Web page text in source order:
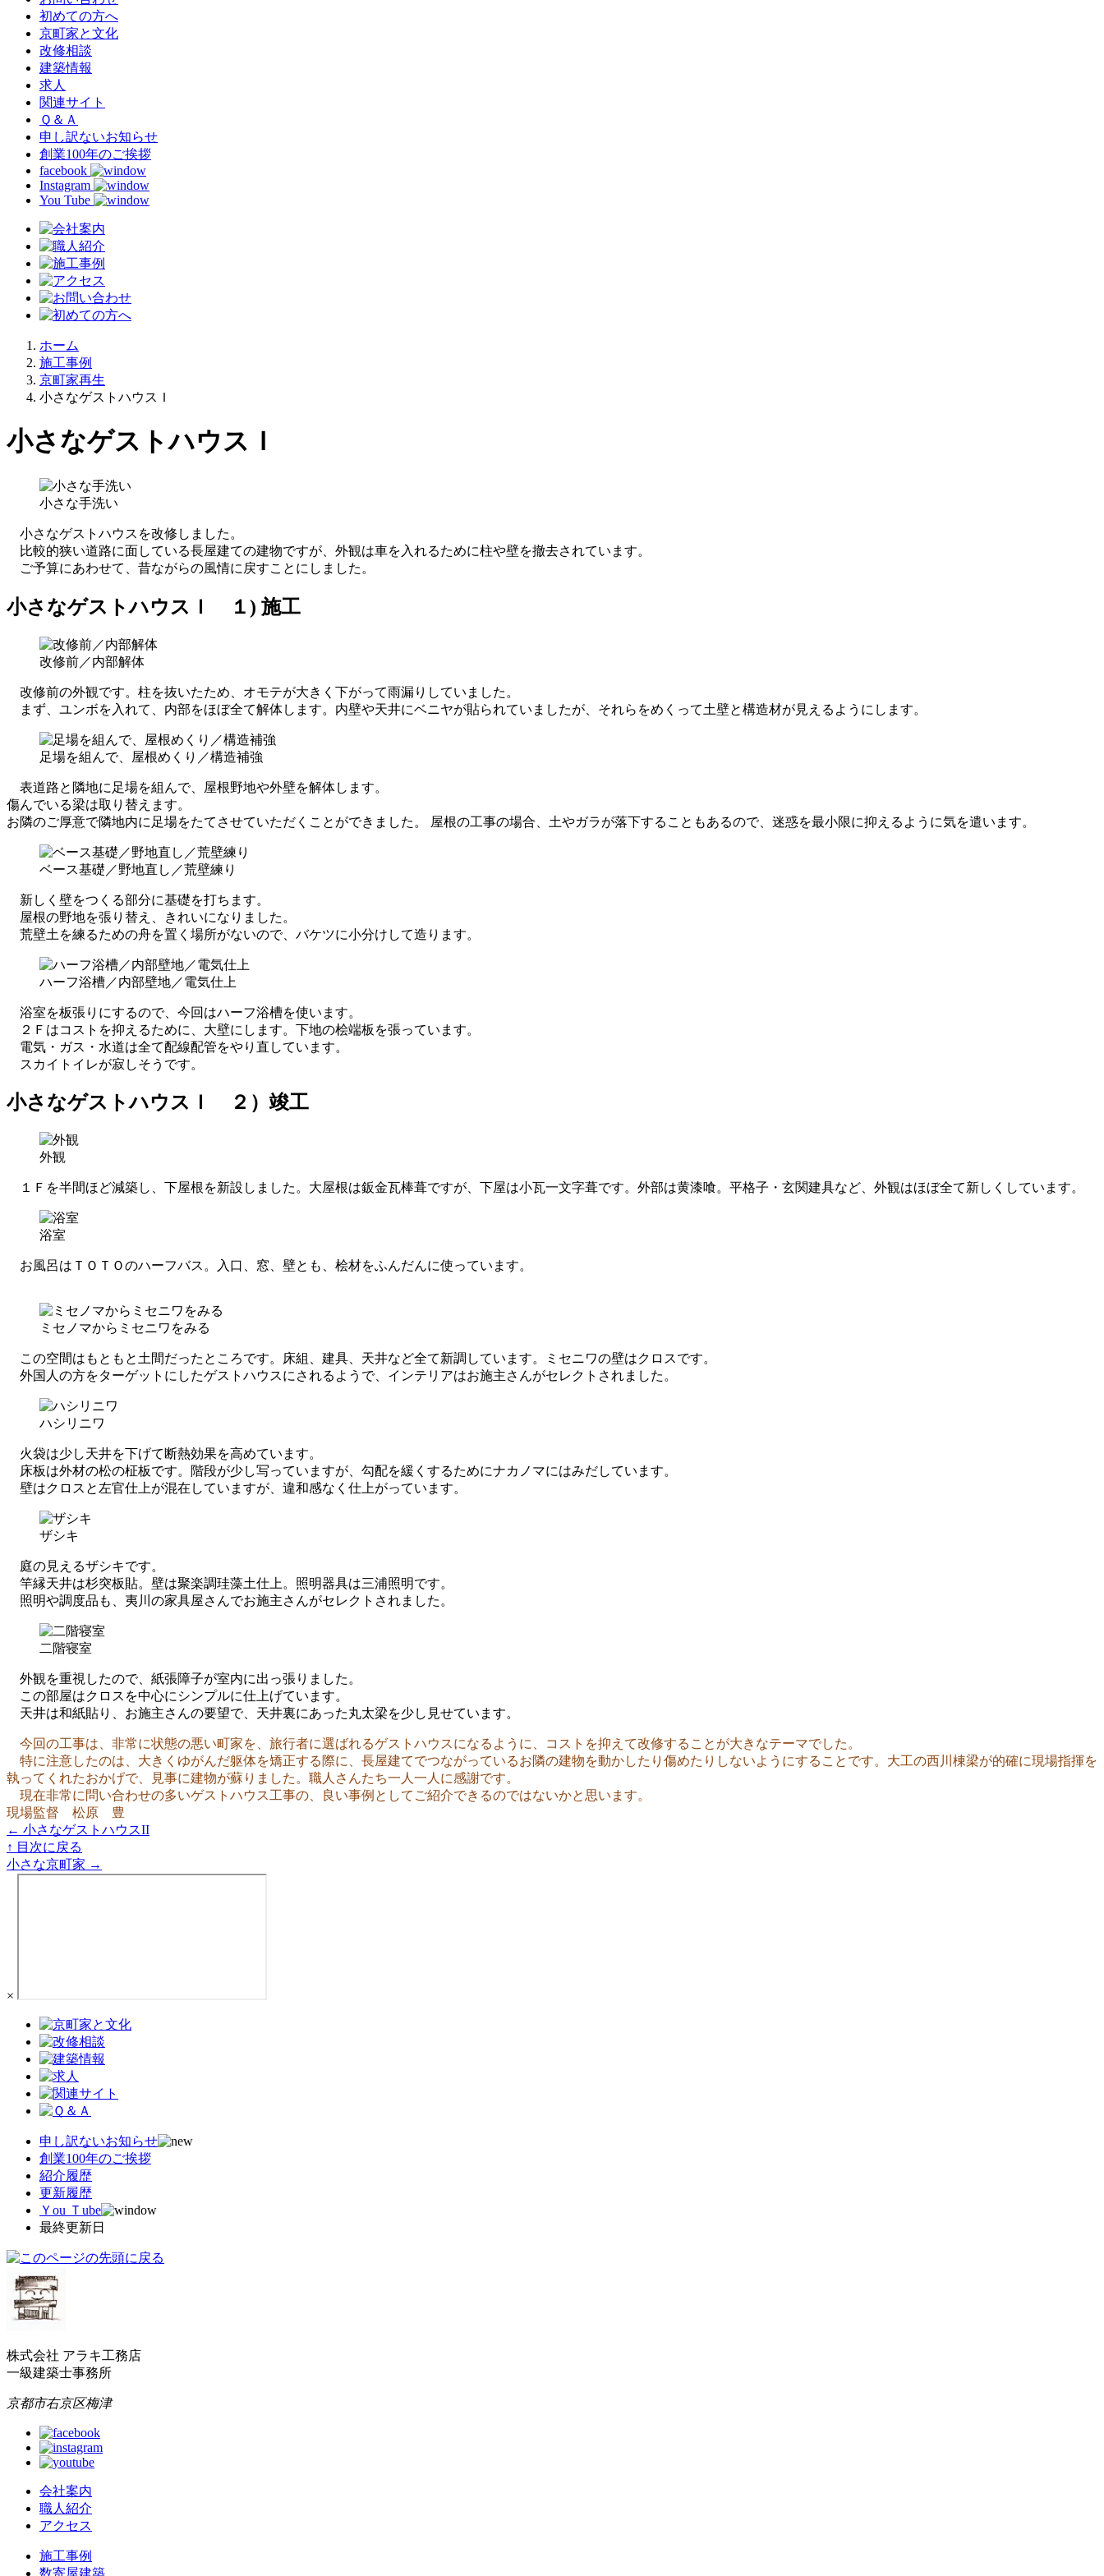
初めての方へ
京町家と文化
改修相談
建築情報
求人
関連サイト
Ｑ＆Ａ
申し訳ないお知らせ
創業100年のご挨拶
facebook
Instagram
You Tube
ホーム
施工事例
京町家再生
小さなゲストハウスＩ
小さなゲストハウスＩ
小さな手洗い
小さなゲストハウスを改修しました。
比較的狭い道路に面している長屋建ての建物ですが、外観は車を入れるために柱や壁を撤去されています。
ご予算にあわせて、昔ながらの風情に戻すことにしました。
小さなゲストハウスＩ １) 施工
改修前／内部解体
改修前の外観です。柱を抜いたため、オモテが大きく下がって雨漏りしていました。
まず、ユンボを入れて、内部をほぼ全て解体します。内壁や天井にベニヤが貼られていましたが、それらをめくって土壁と構造材が見えるようにします。
足場を組んで、屋根めくり／構造補強
表道路と隣地に足場を組んで、屋根野地や外壁を解体します。
傷んでいる梁は取り替えます。
お隣のご厚意で隣地内に足場をたてさせていただくことができました。 屋根の工事の場合、土やガラが落下することもあるので、迷惑を最小限に抑えるように気を遣います。
ベース基礎／野地直し／荒壁練り
新しく壁をつくる部分に基礎を打ちます。
屋根の野地を張り替え、きれいになりました。
荒壁土を練るための舟を置く場所がないので、バケツに小分けして造ります。
ハーフ浴槽／内部壁地／電気仕上
浴室を板張りにするので、今回はハーフ浴槽を使います。
２Ｆはコストを抑えるために、大壁にします。下地の桧端板を張っています。
電気・ガス・水道は全て配線配管をやり直しています。
スカイトイレが寂しそうです。
小さなゲストハウスＩ ２）竣工
外観
１Ｆを半間ほど減築し、下屋根を新設しました。大屋根は鈑金瓦棒葺ですが、下屋は小瓦一文字葺です。外部は黄漆喰。平格子・玄関建具など、外観はほぼ全て新しくしています。
浴室
お風呂はＴＯＴＯのハーフバス。入口、窓、壁とも、桧材をふんだんに使っています。
ミセノマからミセニワをみる
この空間はもともと土間だったところです。床組、建具、天井など全て新調しています。ミセニワの壁はクロスです。
外国人の方をターゲットにしたゲストハウスにされるようで、インテリアはお施主さんがセレクトされました。
ハシリニワ
火袋は少し天井を下げて断熱効果を高めています。
床板は外材の松の柾板です。階段が少し写っていますが、勾配を緩くするためにナカノマにはみだしています。
壁はクロスと左官仕上が混在していますが、違和感なく仕上がっています。
ザシキ
庭の見えるザシキです。
竿縁天井は杉突板貼。壁は聚楽調珪藻土仕上。照明器具は三浦照明です。
照明や調度品も、夷川の家具屋さんでお施主さんがセレクトされました。
二階寝室
外観を重視したので、紙張障子が室内に出っ張りました。
この部屋はクロスを中心にシンプルに仕上げています。
天井は和紙貼り、お施主さんの要望で、天井裏にあった丸太梁を少し見せています。
今回の工事は、非常に状態の悪い町家を、旅行者に選ばれるゲストハウスになるように、コストを抑えて改修することが大きなテーマでした。
特に注意したのは、大きくゆがんだ躯体を矯正する際に、長屋建てでつながっているお隣の建物を動かしたり傷めたりしないようにすることです。大工の西川棟梁が的確に現場指揮を
執ってくれたおかげで、見事に建物が蘇りました。職人さんたち一人一人に感謝です。
現在非常に問い合わせの多いゲストハウス工事の、良い事例としてご紹介できるのではないかと思います。
現場監督 松原 豊
← 小さなゲストハウスII
↑ 目次に戻る
小さな京町家 →
×
申し訳ないお知らせ
創業100年のご挨拶
紹介履歴
更新履歴
Ｙou Ｔube
最終更新日
株式会社 アラキ工務店
一級建築士事務所
京都市右京区梅津
会社案内
職人紹介
アクセス
施工事例